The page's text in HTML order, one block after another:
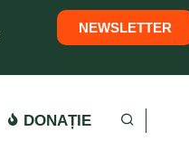
NEWSLETTER
DONAȚIE